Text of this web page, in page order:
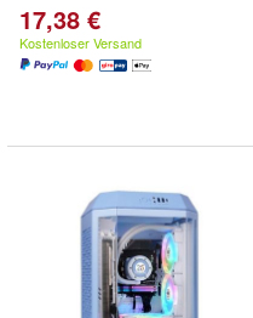
17,38 €
Kostenloser Versand